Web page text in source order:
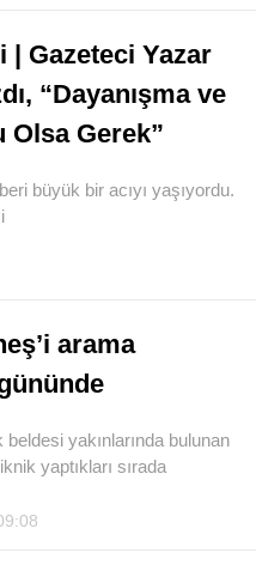
Gazeteci Yazar
“Dayanışma ve
Olsa Gerek”
büyük bir acıyı yaşıyordu.
arama
yakınlarında bulunan
yaptıkları sırada